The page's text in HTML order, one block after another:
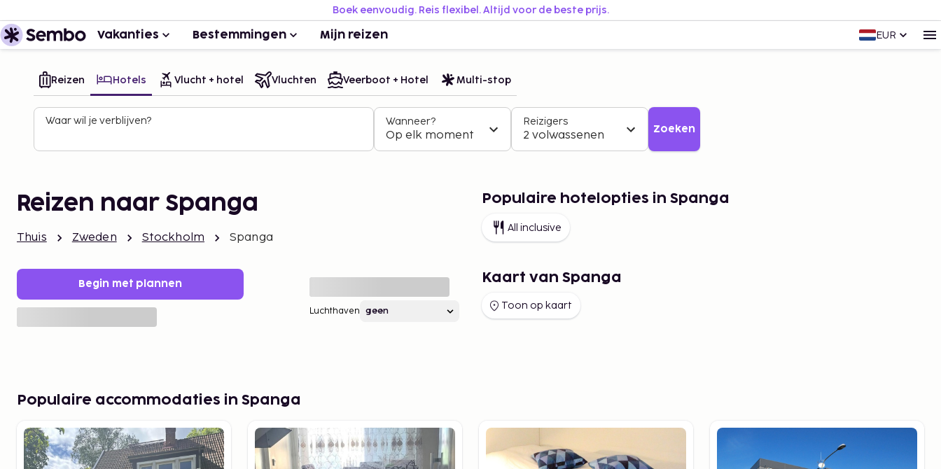
Boek eenvoudig. Reis flexibel. Altijd voor de beste prijs.
Vakanties Bestemmingen Mijn reizen EUR
Reizen Hotels Vlucht + hotel Vluchten Veerboot + Hotel Multi-stop
Waar wil je verblijven? Wanneer?
Op elk moment
Reizigers
2 volwassenen Zoeken
Reizen naar Spanga
Thuis Zweden Stockholm Spanga
Begin met plannen
Luchthaven
Populaire hotelopties in Spanga
All inclusive
Kaart van Spanga
Toon op kaart
Populaire accommodaties in Spanga